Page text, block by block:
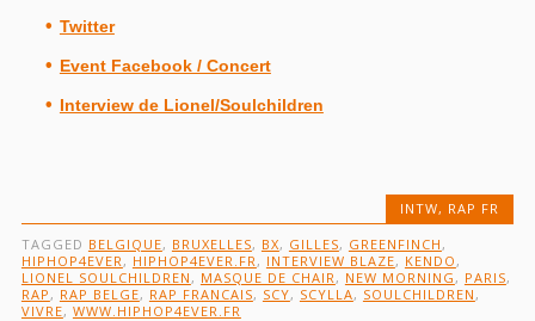
Twitter
Event Facebook / Concert
Interview de Lionel/Soulchildren
INTW, RAP FR
TAGGED BELGIQUE, BRUXELLES, BX, GILLES, GREENFINCH ,
HIPHOP4EVER , HIPHOP4EVER.FR , INTERVIEW BLAZE, KENDO ,
LIONEL SOULCHILDREN , MASQUE DE CHAIR , NEW MORNING , PARIS,
RAP , RAP BELGE, RAP FRANCAIS, SCY, SCYLLA, SOULCHILDREN ,
VIVRE, WWW.HIPHOP4EVER.FR